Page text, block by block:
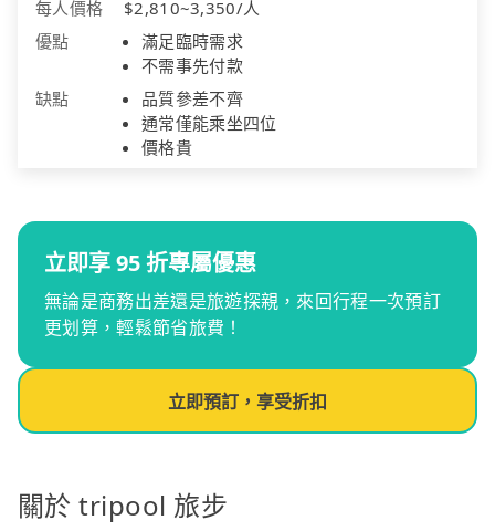
每人價格
$2,810~3,350/人
優點
滿足臨時需求
不需事先付款
缺點
品質參差不齊
通常僅能乘坐四位
價格貴
立即享 95 折專屬優惠
無論是商務出差還是旅遊探親，來回行程一次預訂
更划算，輕鬆節省旅費！
立即預訂，享受折扣
關於 tripool 旅步